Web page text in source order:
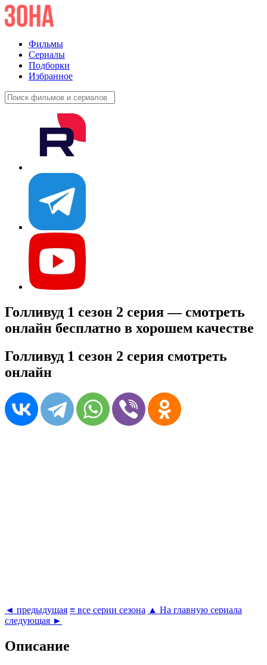
Фильмы
Сериалы
Подборки
Избранное
Голливуд 1 сезон 2 серия — смотреть
онлайн бесплатно в хорошем качестве
Голливуд 1 сезон 2 серия смотреть
онлайн
◄ предыдущая ≡ все серии сезона ▲ На главную сериала
следующая ►
Описание